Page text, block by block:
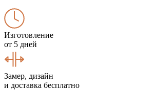
Изготовление
от 5 дней
Замер, дизайн
и доставка бесплатно